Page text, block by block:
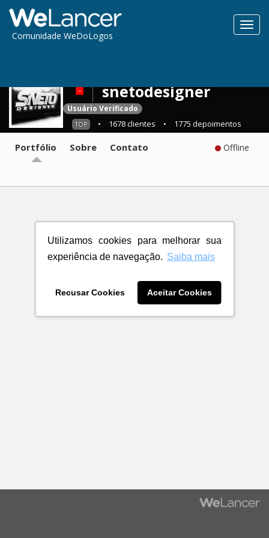
Utilizamos cookies para melhorar sua
experiência de navegação. Saiba mais
Recusar Cookies Aceitar Cookies
Comunidade WeDoLogos
snetodesigner
Usuário Verificado
TOP • 1678 clientes • 1775 depoimentos
Portfólio Sobre Contato Offline